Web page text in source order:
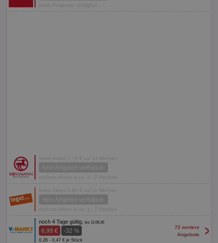
keine Prognose verfügbar
letzte Aktion 7,19 € vor 13 Wochen
kein Angebot verfügbar
nächste Aktion in ca. 1 - 2 Wochen
letzte Aktion 5,99 € vor 11 Wochen
kein Angebot verfügbar
nächste Aktion in ca. 1 - 2 Wochen
noch 4 Tage gültig, bis 12.08.26
6,99 € -32 %
0,26 - 0,47 € je Stück
72 weitere
Angebote
>